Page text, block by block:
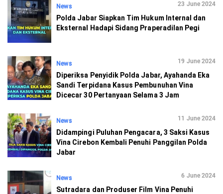
News 23 June 2024
Polda Jabar Siapkan Tim Hukum Internal dan
Eksternal Hadapi Sidang Praperadilan Pegi
News 19 June 2024
Diperiksa Penyidik Polda Jabar, Ayahanda Eka
Sandi Terpidana Kasus Pembunuhan Vina
Dicecar 30 Pertanyaan Selama 3 Jam
News 11 June 2024
Didampingi Puluhan Pengacara, 3 Saksi Kasus
Vina Cirebon Kembali Penuhi Panggilan Polda
Jabar
News 6 June 2024
Sutradara dan Produser Film Vina Penuhi